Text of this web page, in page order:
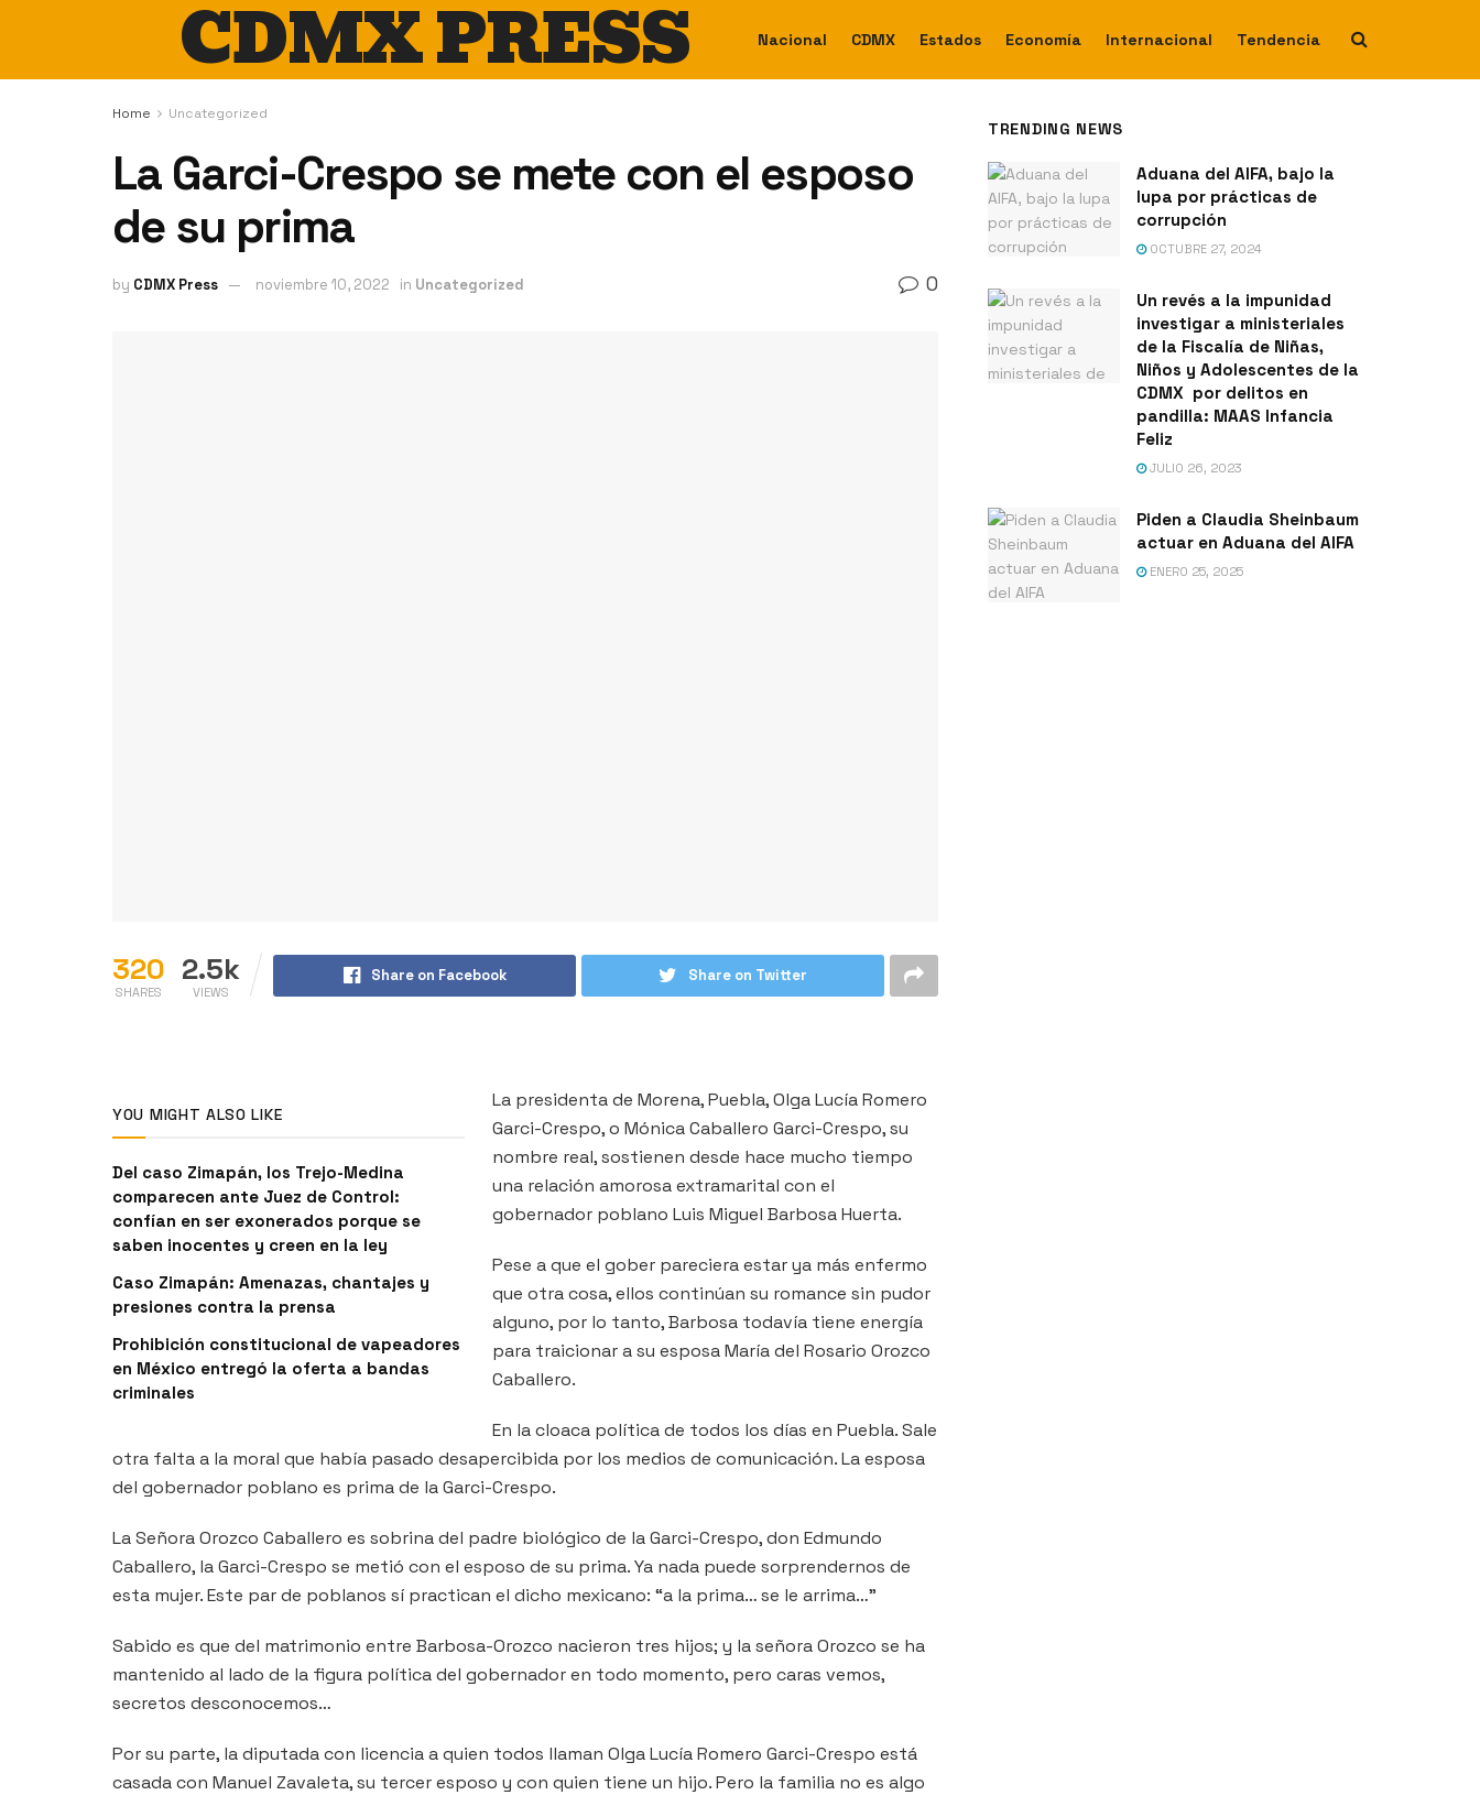
CDMX PRESS Nacional CDMX Estados Economía Internacional Tendencia
Home Uncategorized
La Garci-Crespo se mete con el esposo
de su prima
by CDMX Press noviembre 10, 2022 in Uncategorized 0
320
SHARES
2.5k
VIEWS
Share on Facebook Share on Twitter
YOU MIGHT ALSO LIKE
Del caso Zimapán, los Trejo-Medina
comparecen ante Juez de Control:
confían en ser exonerados porque se
saben inocentes y creen en la ley
Caso Zimapán: Amenazas, chantajes y
presiones contra la prensa
Prohibición constitucional de vapeadores
en México entregó la oferta a bandas
criminales
La presidenta de Morena, Puebla, Olga Lucía Romero
Garci-Crespo, o Mónica Caballero Garci-Crespo, su
nombre real, sostienen desde hace mucho tiempo
una relación amorosa extramarital con el
gobernador poblano Luis Miguel Barbosa Huerta.
Pese a que el gober pareciera estar ya más enfermo
que otra cosa, ellos continúan su romance sin pudor
alguno, por lo tanto, Barbosa todavía tiene energía
para traicionar a su esposa María del Rosario Orozco
Caballero.
En la cloaca política de todos los días en Puebla. Sale
otra falta a la moral que había pasado desapercibida por los medios de comunicación. La esposa
del gobernador poblano es prima de la Garci-Crespo.
La Señora Orozco Caballero es sobrina del padre biológico de la Garci-Crespo, don Edmundo
Caballero, la Garci-Crespo se metió con el esposo de su prima. Ya nada puede sorprendernos de
esta mujer. Este par de poblanos sí practican el dicho mexicano: “a la prima… se le arrima…”
Sabido es que del matrimonio entre Barbosa-Orozco nacieron tres hijos; y la señora Orozco se ha
mantenido al lado de la figura política del gobernador en todo momento, pero caras vemos,
secretos desconocemos…
Por su parte, la diputada con licencia a quien todos llaman Olga Lucía Romero Garci-Crespo está
casada con Manuel Zavaleta, su tercer esposo y con quien tiene un hijo. Pero la familia no es algo
TRENDING NEWS
Aduana del AIFA, bajo la
lupa por prácticas de
corrupción
OCTUBRE 27, 2024
Un revés a la impunidad
investigar a ministeriales
de la Fiscalía de Niñas,
Niños y Adolescentes de la
CDMX por delitos en
pandilla: MAAS Infancia
Feliz
JULIO 26, 2023
Piden a Claudia Sheinbaum
actuar en Aduana del AIFA
ENERO 25, 2025